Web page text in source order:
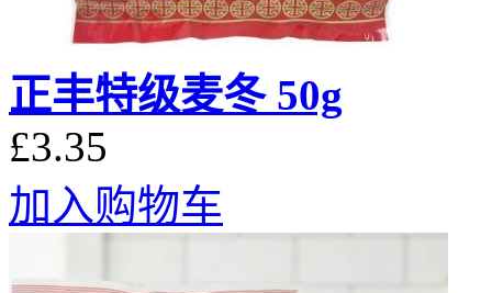
正丰特级麦冬 50g
£3.35
加入购物车